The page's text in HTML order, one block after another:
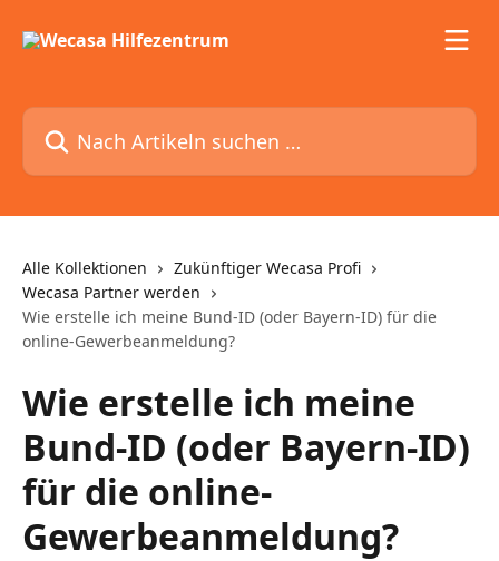
Nach Artikeln suchen …
Alle Kollektionen
Zukünftiger Wecasa Profi
Wecasa Partner werden
Wie erstelle ich meine Bund-ID (oder Bayern-ID) für die
online-Gewerbeanmeldung?
Wie erstelle ich meine
Bund-ID (oder Bayern-ID)
für die online-
Gewerbeanmeldung?